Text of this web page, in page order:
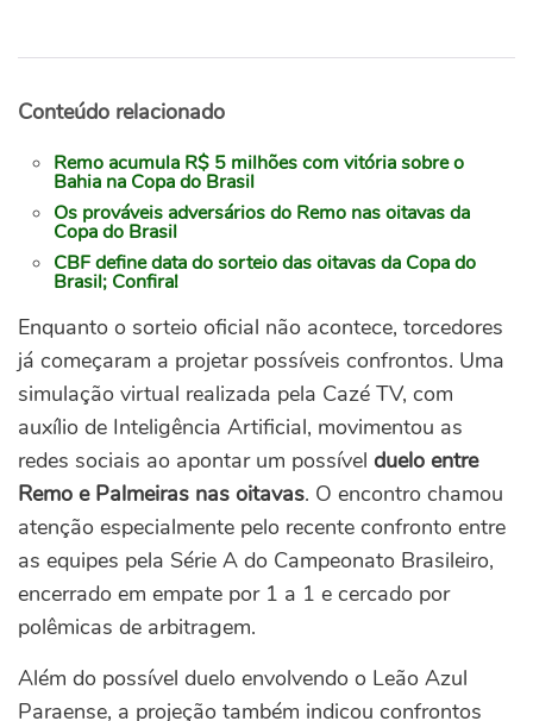
Conteúdo relacionado
Remo acumula R$ 5 milhões com vitória sobre o
Bahia na Copa do Brasil
Os prováveis adversários do Remo nas oitavas da
Copa do Brasil
CBF define data do sorteio das oitavas da Copa do
Brasil; Confira!
Enquanto o sorteio oficial não acontece, torcedores
já começaram a projetar possíveis confrontos. Uma
simulação virtual realizada pela Cazé TV, com
auxílio de Inteligência Artificial, movimentou as
redes sociais ao apontar um possível duelo entre
Remo e Palmeiras nas oitavas. O encontro chamou
atenção especialmente pelo recente confronto entre
as equipes pela Série A do Campeonato Brasileiro,
encerrado em empate por 1 a 1 e cercado por
polêmicas de arbitragem.
Além do possível duelo envolvendo o Leão Azul
Paraense, a projeção também indicou confrontos